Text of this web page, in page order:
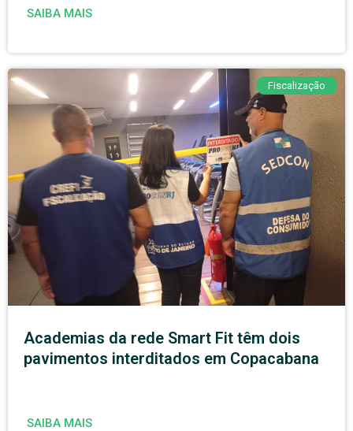
SAIBA MAIS
Fiscalização
Academias da rede Smart Fit têm dois
pavimentos interditados em Copacabana
SAIBA MAIS